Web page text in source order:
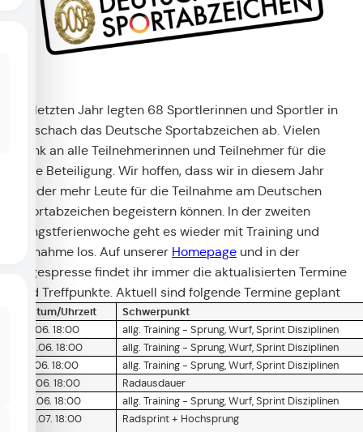
Im letzten Jahr legten 68 Sportlerinnen und Sportler in
Reischach das Deutsche Sportabzeichen ab. Vielen
Dank an alle Teilnehmerinnen und Teilnehmer für die
gute Beteiligung. Wir hoffen, dass wir in diesem Jahr
wieder mehr Leute für die Teilnahme am Deutschen
Sportabzeichen begeistern können. In der zweiten
Pfingstferienwoche geht es wieder mit Training und
Abnahme los. Auf unserer Homepage und in der
Tagespresse findet ihr immer die aktualisierten Termine
und Treffpunkte. Aktuell sind folgende Termine geplant
Datum/Uhrzeit
Schwerpunkt
01.06. 18:00
allg. Training - Sprung, Wurf, Sprint Disziplinen
08.06. 18:00
allg. Training - Sprung, Wurf, Sprint Disziplinen
15.06. 18:00
allg. Training - Sprung, Wurf, Sprint Disziplinen
22.06. 18:00
Radausdauer
29.06. 18:00
allg. Training - Sprung, Wurf, Sprint Disziplinen
08.07. 18:00
Radsprint + Hochsprung